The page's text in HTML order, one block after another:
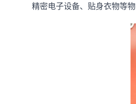
精密电子设备、贴身衣物等